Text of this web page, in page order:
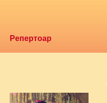
Репертоар